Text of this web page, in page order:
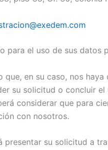
para el uso de sus datos
en su caso, nos
su solicitud o concluir
considerar que para
con nosotros.
presentar su solicitud a